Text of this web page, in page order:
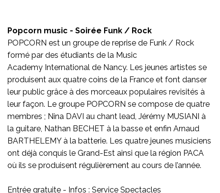
Popcorn music - Soirée Funk / Rock
POPCORN est un groupe de reprise de Funk / Rock
formé par des étudiants de la Music
Academy International de Nancy. Les jeunes artistes se
produisent aux quatre coins de la France et font danser
leur public grâce à des morceaux populaires revisités à
leur façon. Le groupe POPCORN se compose de quatre
membres ; Nina DAVI au chant lead, Jérémy MUSIANI à
la guitare, Nathan BECHET à la basse et enfin Arnaud
BARTHELEMY à la batterie. Les quatre jeunes musiciens
ont déjà conquis le Grand-Est ainsi que la région PACA
où ils se produisent régulièrement au cours de l’année.
Entrée gratuite - Infos : Service Spectacles